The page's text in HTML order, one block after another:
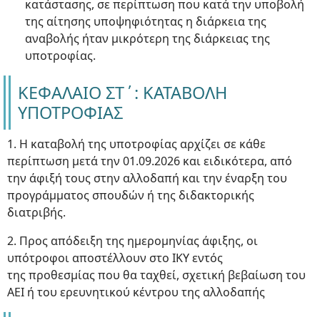
κατάστασης, σε περίπτωση που κατά την υποβολή
της αίτησης υποψηφιότητας η διάρκεια της
αναβολής ήταν μικρότερη της διάρκειας της
υποτροφίας.
ΚΕΦΑΛΑΙΟ ΣΤ΄: ΚΑΤΑΒΟΛΗ
ΥΠΟΤΡΟΦΙΑΣ
1. Η καταβολή της υποτροφίας αρχίζει σε κάθε
περίπτωση μετά την 01.09.2026 και ειδικότερα, από
την άφιξή τους στην αλλοδαπή και την έναρξη του
προγράμματος σπουδών ή της διδακτορικής
διατριβής.
2. Προς απόδειξη της ημερομηνίας άφιξης, οι
υπότροφοι αποστέλλουν στο ΙΚΥ εντός
της προθεσμίας που θα ταχθεί, σχετική βεβαίωση του
ΑΕΙ ή του ερευνητικού κέντρου της αλλοδαπής